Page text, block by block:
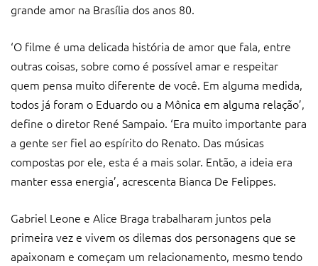
grande amor na Brasília dos anos 80.
‘O filme é uma delicada história de amor que fala, entre
outras coisas, sobre como é possível amar e respeitar
quem pensa muito diferente de você. Em alguma medida,
todos já foram o Eduardo ou a Mônica em alguma relação’,
define o diretor René Sampaio. ‘Era muito importante para
a gente ser fiel ao espírito do Renato. Das músicas
compostas por ele, esta é a mais solar. Então, a ideia era
manter essa energia’, acrescenta Bianca De Felippes.
Gabriel Leone e Alice Braga trabalharam juntos pela
primeira vez e vivem os dilemas dos personagens que se
apaixonam e começam um relacionamento, mesmo tendo